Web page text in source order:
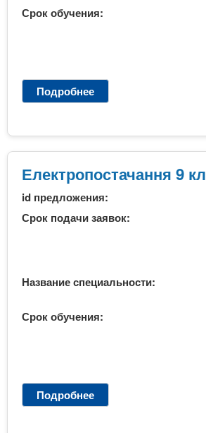
(
ч
Срок обучения:
Подробнее
Е
е
к
т
р
и
к
к
л
Електропостачання 9 кл
id предложения:
Срок подачи заявок:
Название специальности:
Срок обучения:
Подробнее
Е